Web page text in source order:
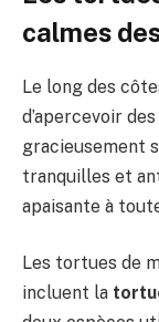
calmes
Le long des
d’apercevoir des
gracieusement
tranquilles et
apaisante à
Les tortues de
incluent la